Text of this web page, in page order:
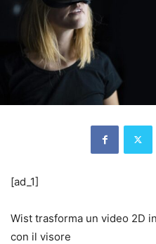
[ad_1]
Wist trasforma un video 2D
con il visore